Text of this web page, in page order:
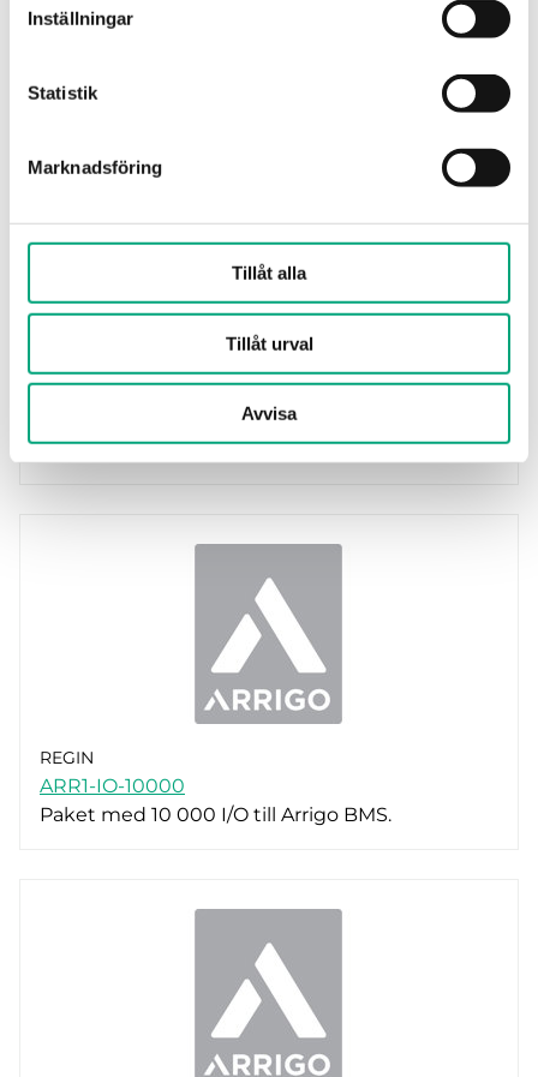
Inställningar
Statistik
Marknadsföring
Tillåt alla
Tillåt urval
Avvisa
ARR1-OPC-CLIENT
varje ansluten OPC-server
REGIN
Licens för Nimbus Alarm-server
REGIN
ARR1-IO-10000
Paket med 10 000 I/O till Arrigo BMS.